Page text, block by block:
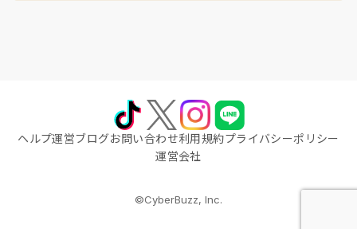
ヘルプ運営ブログお問い合わせ利用規約プライバシーポリシー
運営会社
©CyberBuzz, Inc.